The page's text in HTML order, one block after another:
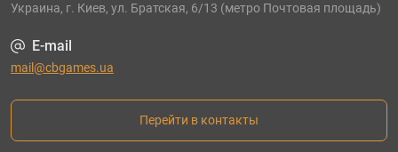
Украина, г. Киев, ул. Братская, 6/13 (метро Почтовая площадь)
E-mail
mail@cbgames.ua
Перейти в контакты